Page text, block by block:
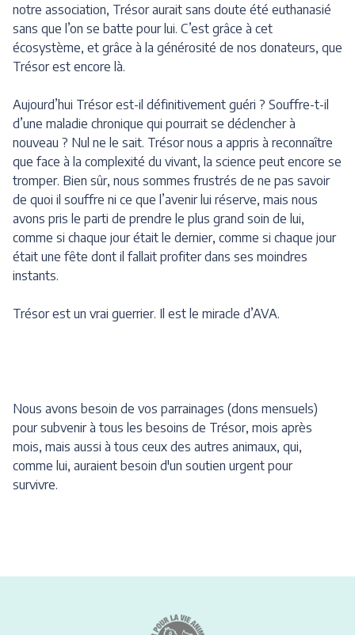
notre association, Trésor aurait sans doute été euthanasié
sans que l’on se batte pour lui. C’est grâce à cet
écosystème, et grâce à la générosité de nos donateurs, que
Trésor est encore là.
Aujourd’hui Trésor est-il définitivement guéri ? Souffre-t-il
d’une maladie chronique qui pourrait se déclencher à
nouveau ? Nul ne le sait. Trésor nous a appris à reconnaître
que face à la complexité du vivant, la science peut encore se
tromper. Bien sûr, nous sommes frustrés de ne pas savoir
de quoi il souffre ni ce que l’avenir lui réserve, mais nous
avons pris le parti de prendre le plus grand soin de lui,
comme si chaque jour était le dernier, comme si chaque jour
était une fête dont il fallait profiter dans ses moindres
instants.
Trésor est un vrai guerrier. Il est le miracle d’AVA.
Nous avons besoin de vos parrainages (dons mensuels)
pour subvenir à tous les besoins de Trésor, mois après
mois, mais aussi à tous ceux des autres animaux, qui,
comme lui, auraient besoin d'un soutien urgent pour
survivre.